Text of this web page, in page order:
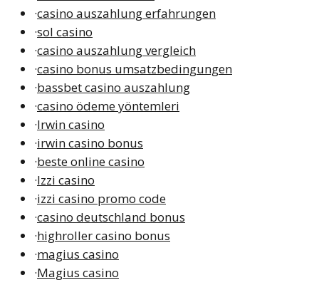
·casino auszahlung erfahrungen
·sol casino
·casino auszahlung vergleich
·casino bonus umsatzbedingungen
·bassbet casino auszahlung
·casino ödeme yöntemleri
·Irwin casino
·irwin casino bonus
·beste online casino
·Izzi casino
·izzi casino promo code
·casino deutschland bonus
·highroller casino bonus
·magius casino
·Magius casino